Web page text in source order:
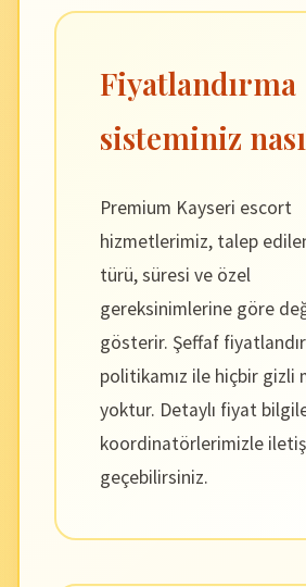
Fiyatlandırma
sisteminiz
Premium Kayseri escort
hizmetlerimiz, talep
türü, süresi ve özel
gereksinimlerine göre
gösterir. Şeffaf
politikamız ile hiçbir gizli
yoktur. Detaylı fiyat
koordinatörlerimizle
geçebilirsiniz.